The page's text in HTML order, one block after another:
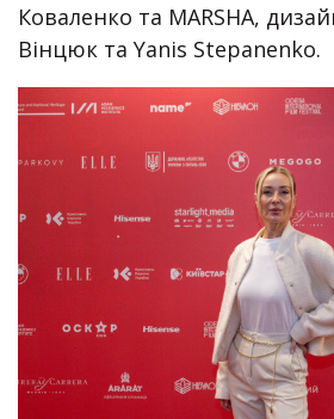
Коваленко та MARSHA,
Вінцюк та Yanis Stepanenko.